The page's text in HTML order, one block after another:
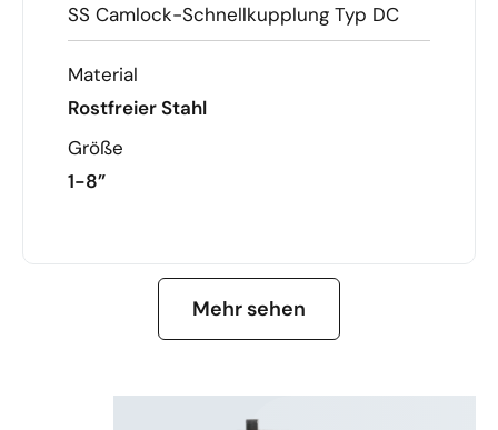
SS Camlock-Schnellkupplung Typ DC
Material
Rostfreier Stahl
Größe
1-8”
MEHR ERFAHREN
Mehr sehen